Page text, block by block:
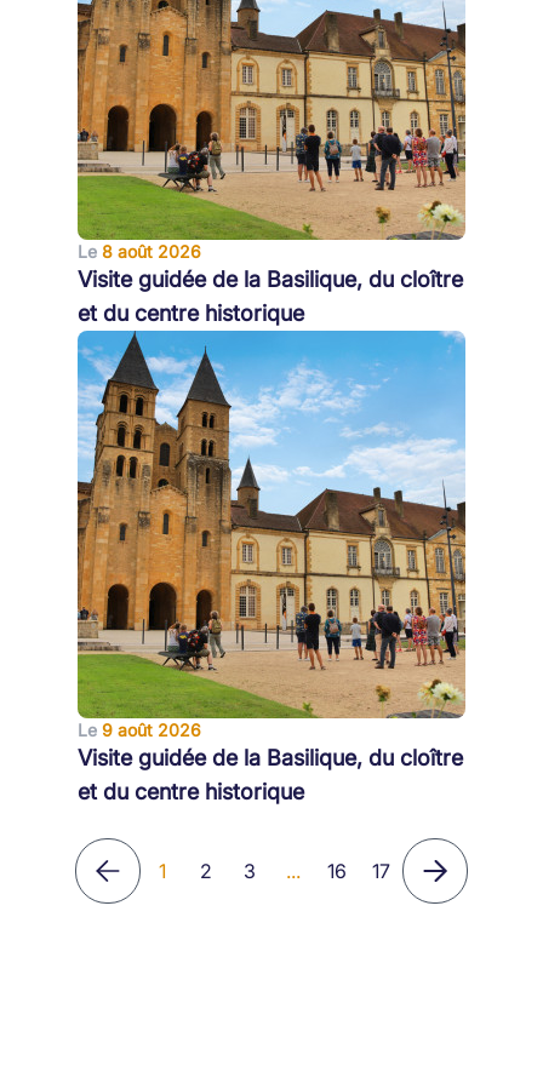
Le 8 août 2026
Visite guidée de la Basilique, du cloître
et du centre historique
Le 9 août 2026
Visite guidée de la Basilique, du cloître
et du centre historique
1 2 3 ... 16 17